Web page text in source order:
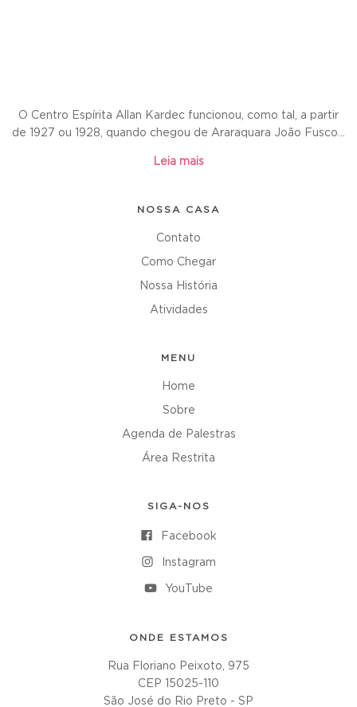
O Centro Espírita Allan Kardec funcionou, como tal, a partir
de 1927 ou 1928, quando chegou de Araraquara João Fusco...
Leia mais
NOSSA CASA
Contato
Como Chegar
Nossa História
Atividades
MENU
Home
Sobre
Agenda de Palestras
Área Restrita
SIGA-NOS
Facebook
Instagram
YouTube
ONDE ESTAMOS
Rua Floriano Peixoto, 975
CEP 15025-110
São José do Rio Preto - SP